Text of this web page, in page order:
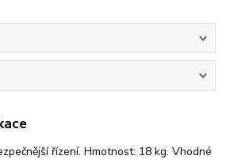
řízení. Hmotnost: 18 kg. Vhodné